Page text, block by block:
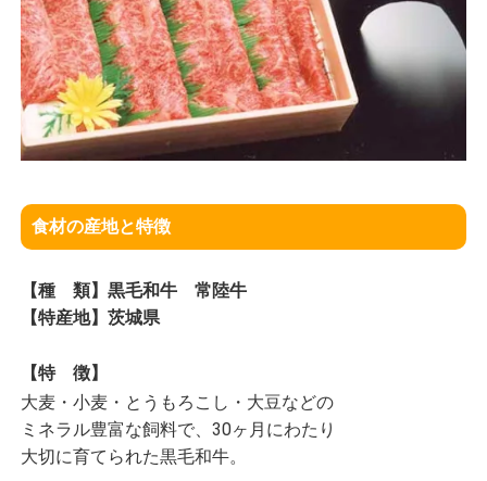
食材の産地と特徴
【種 類】黒毛和牛 常陸牛
【特産地】茨城県
【特 徴】
大麦・小麦・とうもろこし・大豆などの
ミネラル豊富な飼料で、30ヶ月にわたり
大切に育てられた黒毛和牛。